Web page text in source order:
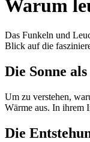
Warum
Das Funkeln und
Blick auf die
Die Sonne
Um zu verstehen,
Wärme aus. In ihrem
Die